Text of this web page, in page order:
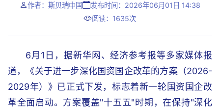
作者：斯贝瑞中国
发布时间：2026年06月01日 14:38
阅读：1635次
6月1日，据新华网、经济参考报等多家媒体报
道，《关于进一步深化国资国企改革的方案（2026-
2029年）》已正式下发，标志着新一轮国资国企改
革全面启动。方案覆盖"十五五"时期，在保持"深化